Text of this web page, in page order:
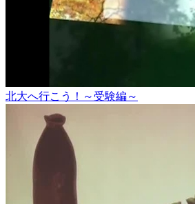
北大へ行こう！～受験編～